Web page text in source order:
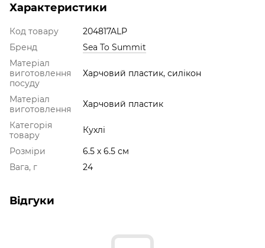
Характеристики
Код товару
204817ALP
Бренд
Sea To Summit
Матеріал
виготовлення
посуду
Харчовий пластик, силікон
Матеріал
виготовлення
Харчовий пластик
Категорія
товару
Кухлі
Розміри
6.5 х 6.5 см
Вага, г
24
Відгуки